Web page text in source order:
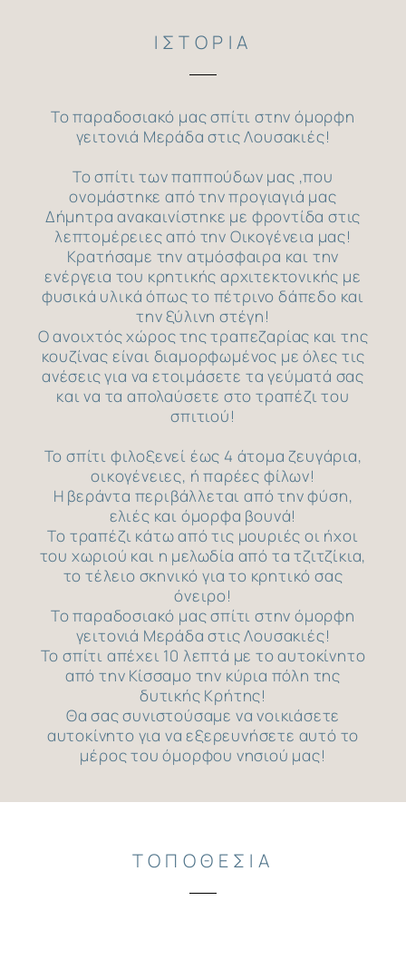
ΙΣΤΟΡΙΑ
Το παραδοσιακό μας σπίτι στην όμορφη
γειτονιά Μεράδα στις Λουσακιές!
Το σπίτι των παππούδων μας ,που
ονομάστηκε από την προγιαγιά μας
Δήμητρα ανακαινίστηκε με φροντίδα στις
λεπτομέρειες από την Οικογένεια μας!
Κρατήσαμε την ατμόσφαιρα και την
ενέργεια του κρητικής αρχιτεκτονικής με
φυσικά υλικά όπως το πέτρινο δάπεδο και
την ξύλινη στέγη!
Ο ανοιχτός χώρος της τραπεζαρίας και της
κουζίνας είναι διαμορφωμένος με όλες τις
ανέσεις για να ετοιμάσετε τα γεύματά σας
και να τα απολαύσετε στο τραπέζι του
σπιτιού!
Το σπίτι φιλοξενεί έως 4 άτομα ζευγάρια,
οικογένειες, ή παρέες φίλων!
Η βεράντα περιβάλλεται από την φύση,
ελιές και όμορφα βουνά!
Το τραπέζι κάτω από τις μουριές οι ήχοι
του χωριού και η μελωδία από τα τζιτζίκια,
το τέλειο σκηνικό για το κρητικό σας
όνειρο!
Το παραδοσιακό μας σπίτι στην όμορφη
γειτονιά Μεράδα στις Λουσακιές!
Το σπίτι απέχει 10 λεπτά με το αυτοκίνητο
από την Κίσσαμο την κύρια πόλη της
δυτικής Κρήτης!
Θα σας συνιστούσαμε να νοικιάσετε
αυτοκίνητο για να εξερευνήσετε αυτό το
μέρος του όμορφου νησιού μας!
ΤΟΠΟΘΕΣΙΑ